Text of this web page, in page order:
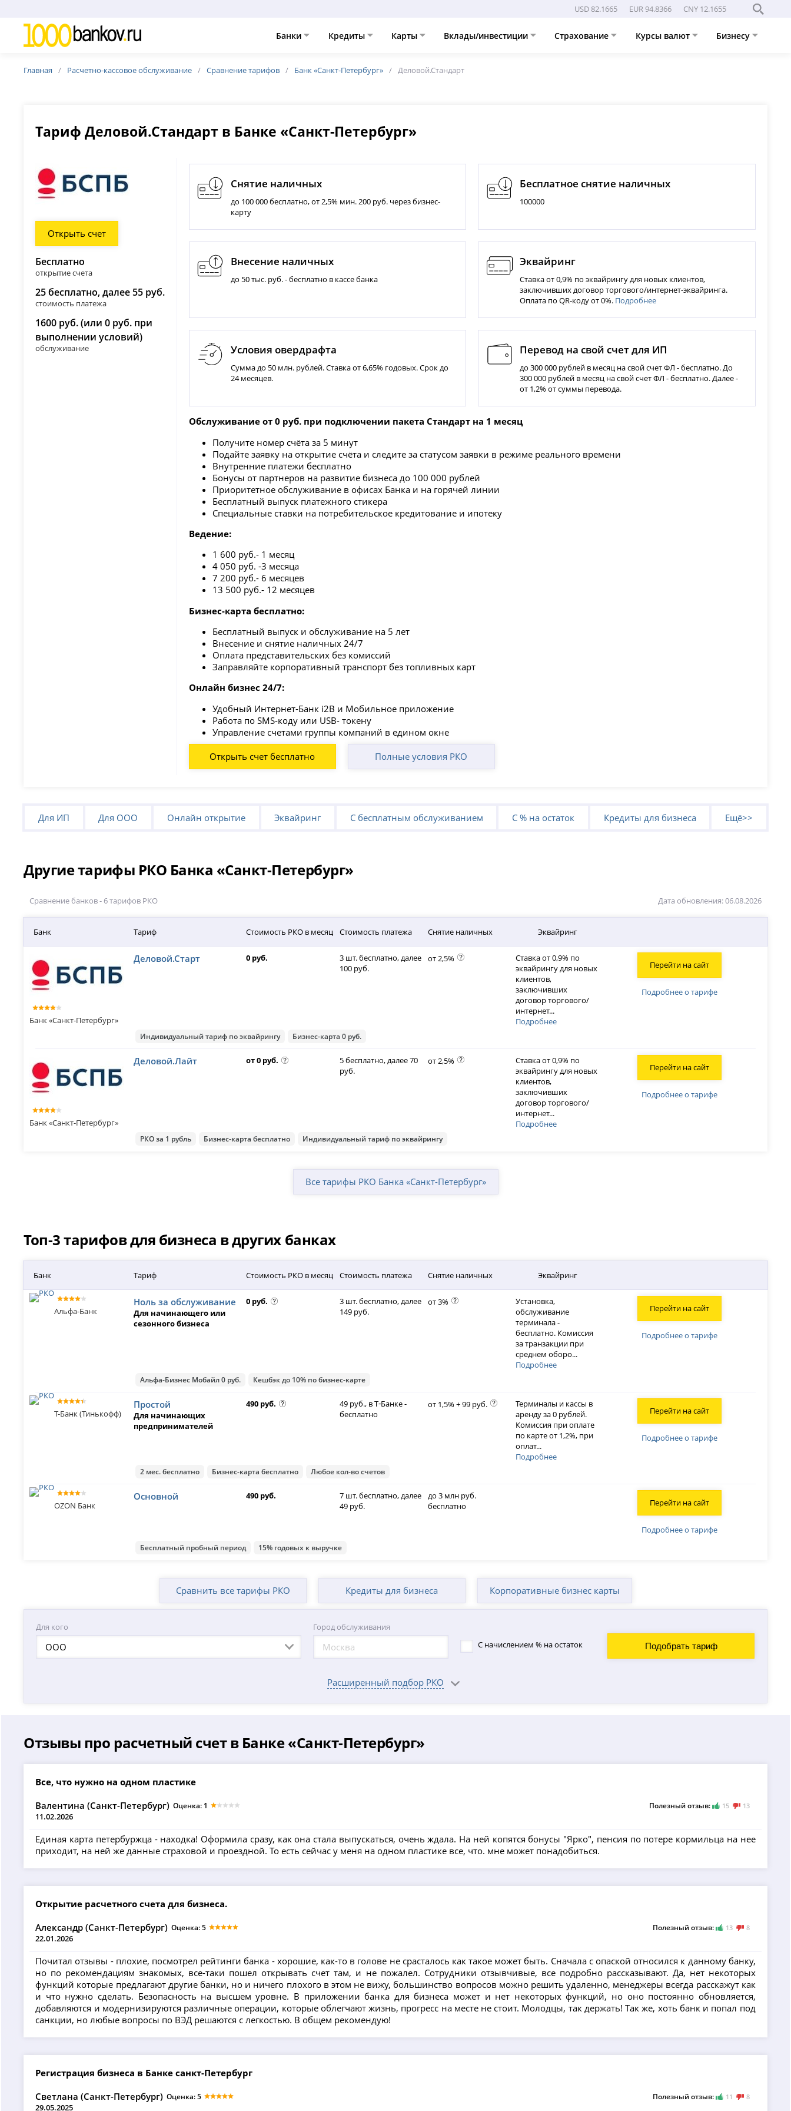
USD 82.1665 EUR 94.8366 CNY 12.1655
Банки Кредиты Карты Вклады/инвестиции Страхование Курсы валют Бизнесу
Главная Расчетно-кассовое обслуживание Сравнение тарифов Банк «Санкт-Петербург» Деловой.Стандарт
Тариф Деловой.Стандарт в Банке «Санкт-Петербург»
Открыть счет
Бесплатно
открытие счета
25 бесплатно, далее 55 руб.
стоимость платежа
1600 руб. (или 0 руб. при
выполнении условий)
обслуживание
Снятие наличных
до 100 000 бесплатно, от 2,5% мин. 200 руб. через бизнес-
карту
Бесплатное снятие наличных
100000
Внесение наличных
до 50 тыс. руб. - бесплатно в кассе банка
Эквайринг
Ставка от 0,9% по эквайрингу для новых клиентов,
заключивших договор торгового/интернет-эквайринга.
Оплата по QR-коду от 0%. Подробнее
Условия овердрафта
Сумма до 50 млн. рублей. Ставка от 6,65% годовых. Срок до
24 месяцев.
Перевод на свой счет для ИП
до 300 000 рублей в месяц на свой счет ФЛ - бесплатно. До
300 000 рублей в месяц на свой счет ФЛ - бесплатно. Далее -
от 1,2% от суммы перевода.
Обслуживание от 0 руб.при подключении пакета Стандарт на 1 месяц
Получите номер счёта за 5 минут
Подайте заявку на открытие счёта и следите за статусом заявки в режиме реального времени
Внутренние платежи бесплатно
Бонусы от партнеров на развитие бизнеса до 100 000 рублей
Приоритетное обслуживание в офисах Банка и на горячей линии
Бесплатный выпуск платежного стикера
Специальные ставки на потребительское кредитование и ипотеку
Ведение:
1 600 руб.- 1 месяц
4 050 руб. -3 месяца
7 200 руб.- 6 месяцев
13 500 руб.- 12 месяцев
Бизнес-карта бесплатно:
Бесплатный выпуск и обслуживание на 5 лет
Внесение и снятие наличных 24/7
Оплата представительских без комиссий
Заправляйте корпоративный транспорт без топливных карт
Онлайн бизнес 24/7:
Удобный Интернет-Банк i2B и Мобильное приложение
Работа по SMS-коду или USB- токену
Управление счетами группы компаний в едином окне
Открыть счет бесплатно Полные условия РКО
Для ИП Для ООО Онлайн открытие Эквайринг С бесплатным обслуживанием С % на остаток Кредиты для бизнеса Ещё>>
Другие тарифы РКО Банка «Санкт-Петербург»
Сравнение банков - 6 тарифов РКО Дата обновления: 06.08.2026
Банк Тариф Стоимость РКО в месяц Стоимость платежа Снятие наличных Эквайринг
Банк «Санкт-Петербург»
Деловой.Старт 0 руб.
3 шт. бесплатно, далее
100 руб.
от 2,5%
Ставка от 0,9% по
эквайрингу для новых
клиентов,
заключивших
договор торгового/
интернет...
Подробнее
Подробнее о тарифе
Перейти на сайт
Индивидуальный тариф по эквайрингу Бизнес-карта 0 руб.
Банк «Санкт-Петербург»
Деловой.Лайт от 0 руб.
5 бесплатно, далее 70
руб.
от 2,5%
Ставка от 0,9% по
эквайрингу для новых
клиентов,
заключивших
договор торгового/
интернет...
Подробнее
Подробнее о тарифе
Перейти на сайт
РКО за 1 рубль Бизнес-карта бесплатно Индивидуальный тариф по эквайрингу
Все тарифы РКО Банка «Санкт-Петербург»
Топ-3 тарифов для бизнеса в других банках
Банк Тариф Стоимость РКО в месяц Стоимость платежа Снятие наличных Эквайринг
Альфа-Банк
Ноль за обслуживание
Для начинающего или
сезонного бизнеса
0 руб.
3 шт. бесплатно, далее
149 руб.
от 3%
Установка,
обслуживание
терминала -
бесплатно. Комиссия
за транзакции при
среднем оборо...
Подробнее
Подробнее о тарифе
Перейти на сайт
Альфа-Бизнес Мобайл 0 руб. Кешбэк до 10% по бизнес-карте
Т-Банк (Тинькофф)
Простой
Для начинающих
предпринимателей
490 руб.
49 руб., в Т‑Банке -
бесплатно
от 1,5% + 99 руб.
Терминалы и кассы в
аренду за 0 рублей.
Комиссия при оплате
по карте от 1,2%, при
оплат...
Подробнее
Подробнее о тарифе
Перейти на сайт
2 мес. бесплатно Бизнес-карта бесплатно Любое кол-во счетов
OZON Банк
Основной 490 руб.
7 шт. бесплатно, далее
49 руб.
до 3 млн руб.
бесплатно
Подробнее о тарифе
Перейти на сайт
Бесплатный пробный период 15% годовых к выручке
Сравнить все тарифы РКО Кредиты для бизнеса Корпоративные бизнес карты
Для кого
ООО
Город обслуживания
С начислением % на остаток
Подобрать тариф
Расширенный подбор РКО
Отзывы про расчетный счет в Банке «Санкт-Петербург»
Все, что нужно на одном пластике
Валентина (Санкт-Петербург)
11.02.2026
Оценка: 1 Полезный отзыв: 15 13
Единая карта петербуржца - находка! Оформила сразу, как она стала выпускаться, очень ждала. На ней копятся бонусы "Ярко", пенсия по потере кормильца на нее
приходит, на ней же данные страховой и проездной. То есть сейчас у меня на одном пластике все, что. мне может понадобиться.
Открытие расчетного счета для бизнеса.
Александр (Санкт-Петербург)
22.01.2026
Оценка: 5 Полезный отзыв: 13 8
Почитал отзывы - плохие, посмотрел рейтинги банка - хорошие, как-то в голове не срасталось как такое может быть. Сначала с опаской относился к данному банку,
но по рекомендациям знакомых, все-таки пошел открывать счет там, и не пожалел. Сотрудники отзывчивые, все подробно рассказывают. Да, нет некоторых
функций которые предлагают другие банки, но и ничего плохого в этом не вижу, большинство вопросов можно решить удаленно, менеджеры всегда расскажут как
и что нужно сделать. Безопасность на высшем уровне. В приложении банка для бизнеса может и нет некоторых функций, но оно постоянно обновляется,
добавляются и модернизируются различные операции, которые облегчают жизнь, прогресс на месте не стоит. Молодцы, так держать! Так же, хоть банк и попал под
санкции, но любые вопросы по ВЭД решаются с легкостью. В общем рекомендую!
Регистрация бизнеса в Банке санкт-Петербург
Светлана (Санкт-Петербург)
29.05.2025
Оценка: 5 Полезный отзыв: 11 8